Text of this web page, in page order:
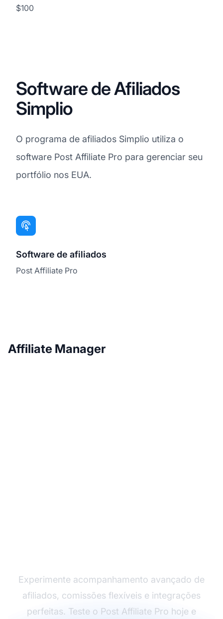
$100
Software de Afiliados
Simplio
O programa de afiliados Simplio utiliza o
software Post Affiliate Pro para gerenciar seu
portfólio nos EUA.
Software de afiliados
Post Affiliate Pro
Affiliate Manager
Experimente acompanhamento avançado de
afiliados, comissões flexíveis e integrações
perfeitas. Teste o Post Affiliate Pro hoje e